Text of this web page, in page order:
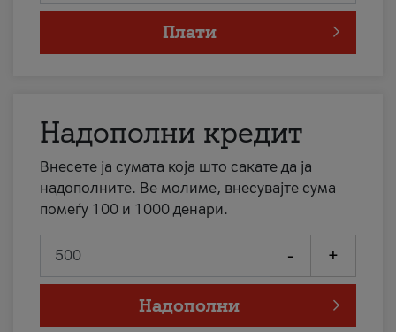
Плати
Надополни кредит
Внесете ја сумата која што сакате да ја
надополните. Ве молиме, внесувајте сума
помеѓу 100 и 1000 денари.
- +
Надополни